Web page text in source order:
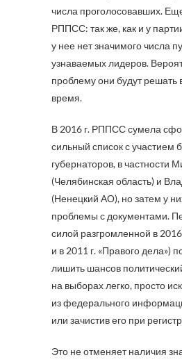
числа проголосовавших.
РППСС: так же, как и у
у нее нет значимого числа
узнаваемых лидеров.
проблему они будут
время.
В 2016 г. РППСС сумела
сильный список с участием
губернаторов, в частности
(Челябинская область) и
(Ненецкий АО), но затем у
проблемы с документами.
силой разгромленной в
и в 2011 г. «Правого дела»)
лишить шансов
на выборах легко, просто
из федерального
или зачистив его при
Это не отменяет наличия